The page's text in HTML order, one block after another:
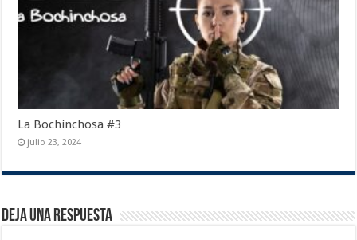
La Bochinchosa #3
julio 23, 2024
Deja una respuesta